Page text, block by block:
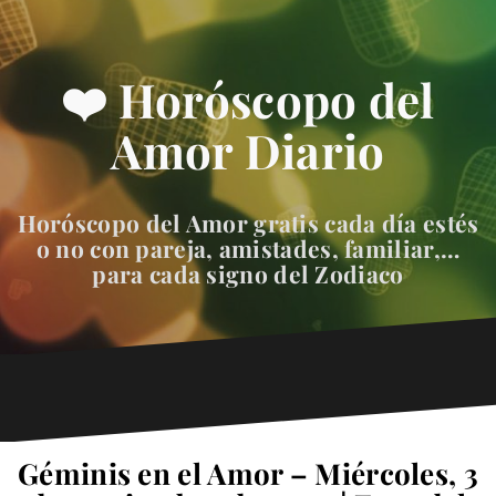
❤️ Horóscopo del
Amor Diario
Horóscopo del Amor gratis cada día estés
o no con pareja, amistades, familiar,…
para cada signo del Zodiaco
Géminis en el Amor – Miércoles, 3